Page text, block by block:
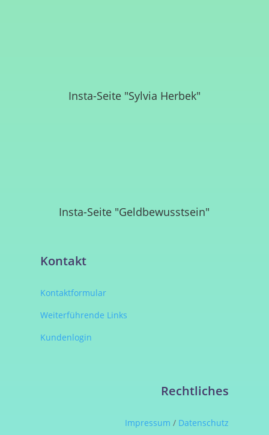
Insta-Seite "Sylvia Herbek"
Insta-Seite "Geldbewusstsein"
Kontakt
Kontaktformular
Weiterführende Links
Kundenlogin
Rechtliches
Impressum / Datenschutz